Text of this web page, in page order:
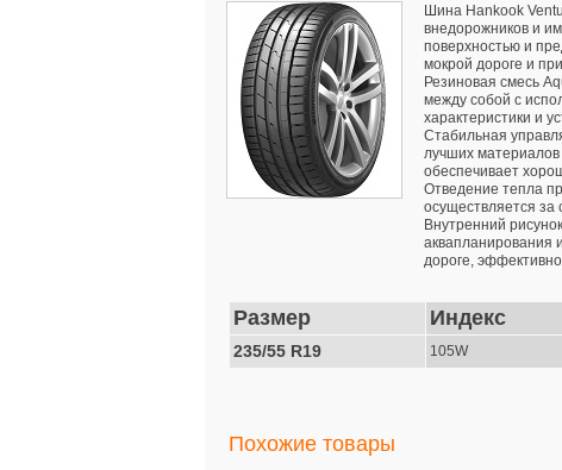
Шина Hankook
внедорожников и
поверхностью и
мокрой дороге и
Резиновая смесь
между собой с
характеристики и
Стабильная
лучших
обеспечивает
Отведение тепла
осуществляется за
Внутренний
аквапланирования
дороге,
Размер Индекс
235/55 R19 105W
Похожие товары